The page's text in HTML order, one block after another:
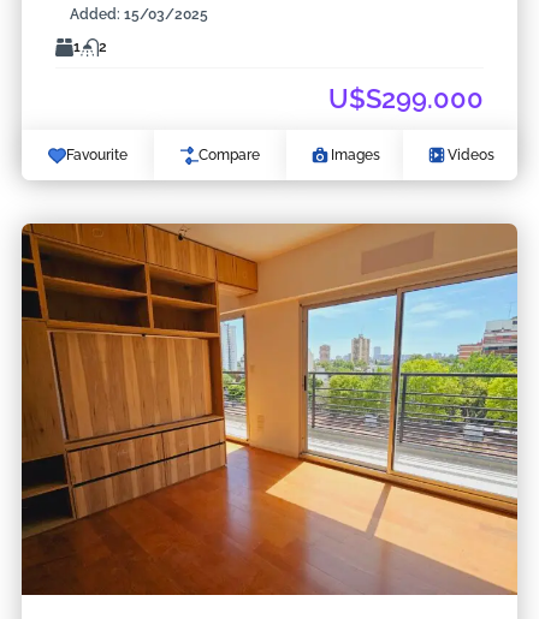
Added: 15/03/2025
1
2
U$S299.000
Favourite Compare Images Videos